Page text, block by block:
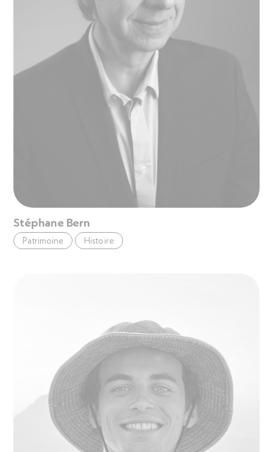
Stéphane Bern
Patrimoine Histoire